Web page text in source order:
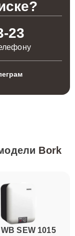
23
Bork
SEW 1015